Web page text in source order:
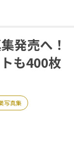
発売へ！
も400枚
写真集